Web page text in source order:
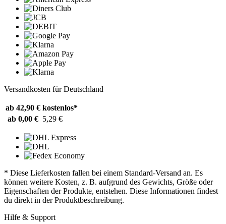
Versandkosten für Deutschland
ab 42,90 € kostenlos*
ab 0,00 € 5,29 €
* Diese Lieferkosten fallen bei einem Standard-Versand an. Es
können weitere Kosten, z. B. aufgrund des Gewichts, Größe oder
Eigenschaften der Produkte, entstehen. Diese Informationen findest
du direkt in der Produktbeschreibung.
Hilfe & Support